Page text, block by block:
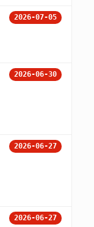
2026-07-05
2026-06-30
2026-06-27
2026-06-27